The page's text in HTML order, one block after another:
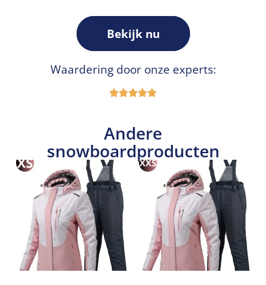
Bekijk nu
Waardering door onze experts:
Andere
snowboardproducten